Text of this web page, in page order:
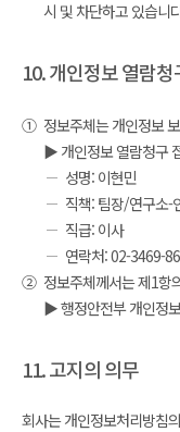
시 및 차단하고 있습니
10. 개인정보 열람청
① 정보주체는 개인정보
▶ 개인정보 열람청구
성명: 이현민
직책: 팀장/연구소-
직급: 이사
연락처: 02-3469-
② 정보주체께서는 제1항
▶ 행정안전부 개인정
11. 고지의 의무
회사는 개인정보처리방침